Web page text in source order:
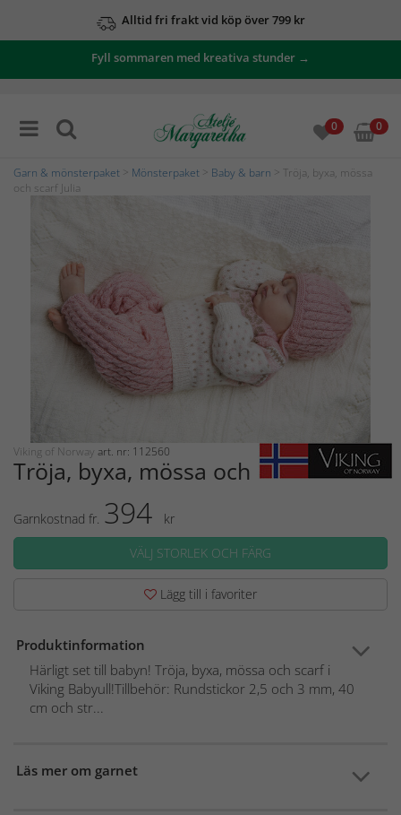
Alltid fri frakt vid köp över 799 kr
Fyll sommaren med kreativa stunder →
0 0
Garn & mönsterpaket Mönsterpaket Baby & barn > Tröja, byxa, mössa
och scarf Julia
Viking of Norway art. nr: 112560
Tröja, byxa, mössa och scarf Julia
Garnkostnad fr. 394
kr
VÄLJ STORLEK OCH FÄRG
Lägg till i favoriter
Produktinformation
Härligt set till babyn! Tröja, byxa, mössa och scarf i
Viking Babyull!Tillbehör: Rundstickor 2,5 och 3 mm, 40
cm och str...
Läs mer om garnet